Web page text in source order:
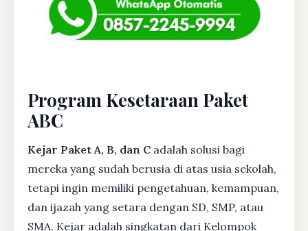
Program Kesetaraan Paket
ABC
Kejar Paket A, B, dan C adalah solusi bagi
mereka yang sudah berusia di atas usia sekolah,
tetapi ingin memiliki pengetahuan, kemampuan,
dan ijazah yang setara dengan SD, SMP, atau
SMA. Kejar adalah singkatan dari Kelompok